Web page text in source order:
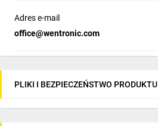
Adres e-mail
office@wentronic.com
PLIKI I BEZPIECZEŃSTWO PRODUKTU